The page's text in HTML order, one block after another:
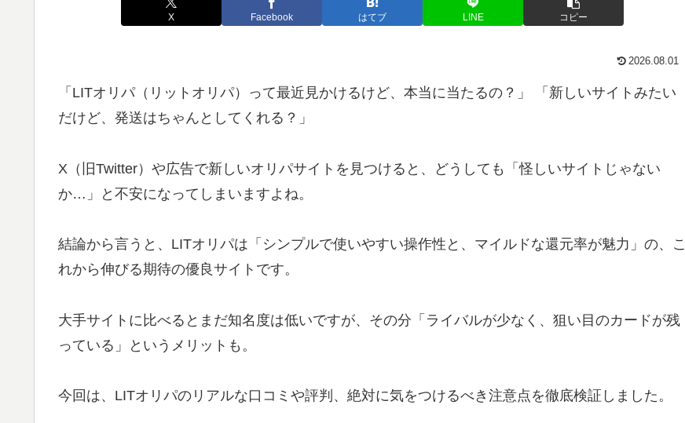
X Facebook はてブ LINE コピー
2026.08.01
「LITオリパ（リットオリパ）って最近見かけるけど、本当に当たるの？」 「新しいサイトみたい
だけど、発送はちゃんとしてくれる？」
X（旧Twitter）や広告で新しいオリパサイトを見つけると、どうしても「怪しいサイトじゃない
か…」と不安になってしまいますよね。
結論から言うと、LITオリパは「シンプルで使いやすい操作性と、マイルドな還元率が魅力」の、こ
れから伸びる期待の優良サイトです。
大手サイトに比べるとまだ知名度は低いですが、その分「ライバルが少なく、狙い目のカードが残
っている」というメリットも。
今回は、LITオリパのリアルな口コミや評判、絶対に気をつけるべき注意点を徹底検証しました。